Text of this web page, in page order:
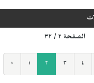
الصفحة ٢ / ٣٢
‹ ١ ٢ ٣ ٤